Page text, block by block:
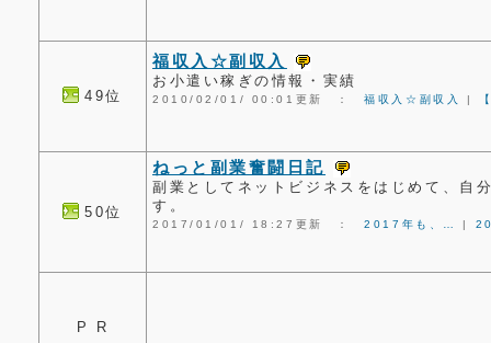
49位
福収入☆副収入
お小遣い稼ぎの情報・実績
2010/02/01/ 00:01更新 ：福収入☆副収入 |
50位
ねっと副業奮闘日記
副業としてネットビジネスをはじめて、自
す。
2017/01/01/ 18:27更新 ：2017年も、… |
P R